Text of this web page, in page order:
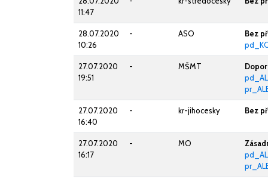
11:47
28.07.2020
10:26
- ASO
Bez
27.07.2020
19:51
- MŠMT
27.07.2020
16:40
- kr-jihocesky Bez
27.07.2020
16:17
- MO